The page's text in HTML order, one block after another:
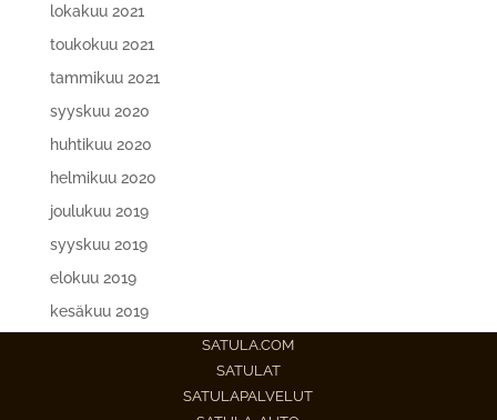
lokakuu 2021
toukokuu 2021
tammikuu 2021
syyskuu 2020
huhtikuu 2020
helmikuu 2020
joulukuu 2019
syyskuu 2019
elokuu 2019
kesäkuu 2019
SATULA.COM
SATULAT
SATULAPALVELUT